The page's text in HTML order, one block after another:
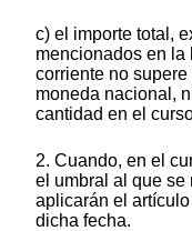
c) el importe total,
mencionados en la
corriente no
moneda nacional,
cantidad en el
2. Cuando, en el
el umbral al que se
aplicarán el
dicha fecha.